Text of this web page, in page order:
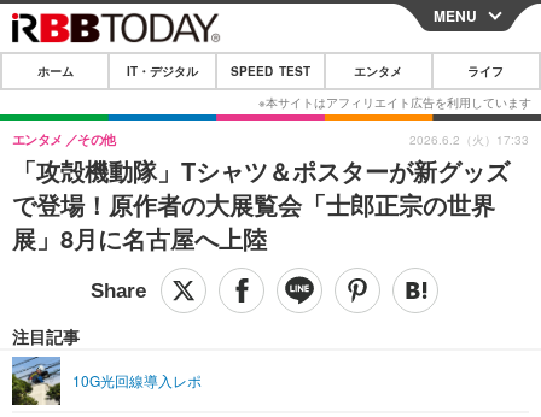
CLOSE
ホーム
IT・デジタル
IT・デジタルTOP スマートフォン
ネタ
ショッピング その他
SPEED TEST
エンタメ
エンタメTOP 映画・ドラマ
音楽
ペット
リリース一覧
プッシュ通知の停止方法
MENU
ホーム IT・デジタル SPEED TEST エンタメ ライフ
「攻殻機動隊」Tシャツ＆ポスターが新グッズ
で登場！原作者の大展覧会「士郎正宗の世界
展」8月に名古屋へ上陸
エンタメ その他
注目記事
10G光回線導入レポ
2026.6.2（火）17:33